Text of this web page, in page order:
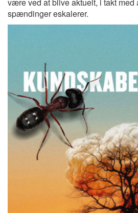
spændinger eskalerer.